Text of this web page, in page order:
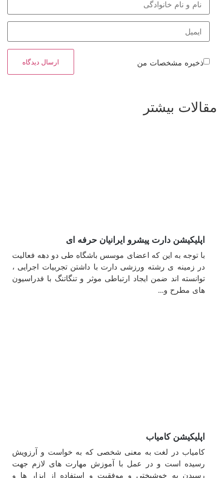
ذخیره مشخصات من
بیشتر
اپلیکیشن دارت پیشرو ایرانیان حرفه ای
با توجه به این که اعضای موسس باشگاه طی دو دهه فعالیت
در زمینه ی رشته ورزشی دارت با داشتن تجربیات اجرایی ،
توانسته اند ضمن ایجاد ارتباطی موثر و تنگاتنگ با فدراسیون
های مطرح و...
اپلیکیشن کامیاب
کامیاب در لغت به معنی شخصی که به خواست و آرزویش
رسیده است و در عمل با آموزش مهارت های لازم جهت
رسیدن به خوشبختی و موفقیت و استفاده از ابزار ها و